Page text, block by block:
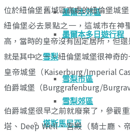
墨爾本郊區
墨爾本多日遊行程
雪梨
雪梨市區
雪梨郊區
塔斯馬尼亞
位於紐倫堡舊城區高處的紐倫堡城
紐倫堡必去景點之一，這城市在神
高，當時的皇帝沒有固定居所，但
就是其中之一。紐倫堡城堡很神奇
皇帝城堡（Kaiserburg/Imperial
伯爵城堡（Burggrafenburg/
伯爵城堡很早之前就廢棄了，參觀
塔、Deep Well、宮殿（騎士廳、